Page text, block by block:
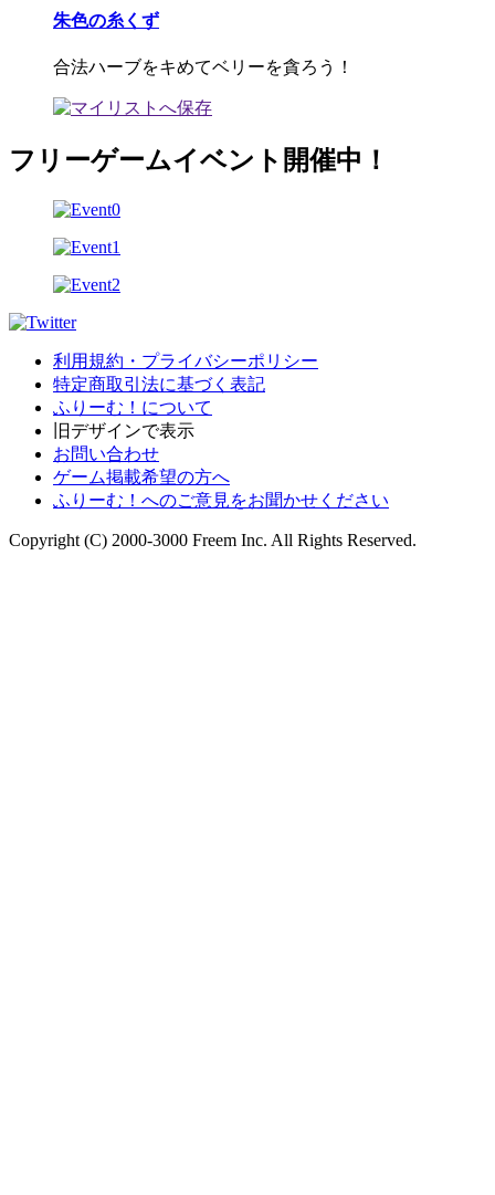
朱色の糸くず
合法ハーブをキめてベリーを貪ろう！
フリーゲームイベント開催中！
利用規約・プライバシーポリシー
特定商取引法に基づく表記
ふりーむ！について
旧デザインで表示
お問い合わせ
ゲーム掲載希望の方へ
ふりーむ！へのご意見をお聞かせください
Copyright (C) 2000-3000 Freem Inc. All Rights Reserved.